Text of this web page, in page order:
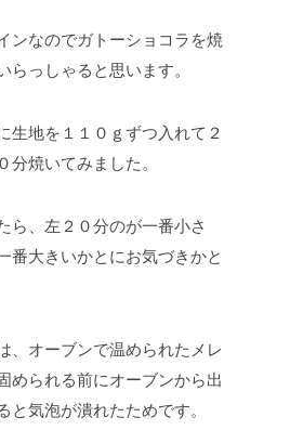
ンなのでガトーショコラを焼
らっしゃると思います。
生地を１１０ｇずつ入れて２
分焼いてみました。
ら、左２０分のが一番小さ
番大きいかとにお気づきかと
、オーブンで温められたメレ
められる前にオーブンから出
と気泡が潰れたためです。